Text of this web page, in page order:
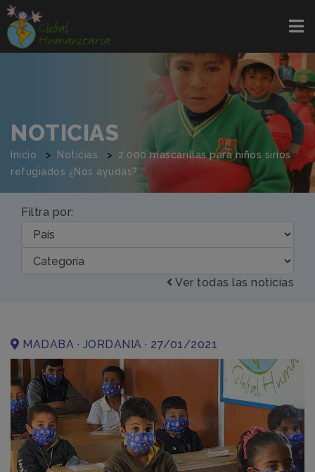
NOTICIAS
Inicio Noticias
2.000 mascarillas para niños sirios
refugiados ¿Nos ayudas?
Filtra por:
Ver todas las noticias
MADABA · JORDANIA · 27/01/2021